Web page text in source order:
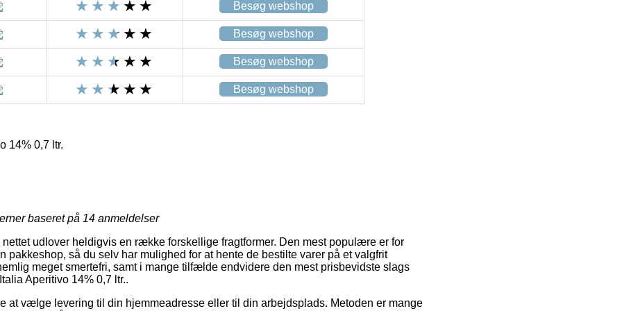
Besøg webshop
Besøg webshop
Besøg webshop
Besøg webshop
14% 0,7 ltr.
baseret på 14 anmeldelser
udlover heldigvis en række forskellige fragtformer. Den mest populære er for
pakkeshop, så du selv har mulighed for at hente de bestilte varer på et valgfrit
meget smertefri, samt i mange tilfælde endvidere den mest prisbevidste slags
Aperitivo 14% 0,7 ltr..
at vælge levering til din hjemmeadresse eller til din arbejdsplads. Metoden er mange